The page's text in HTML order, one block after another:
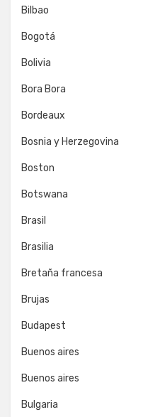
Bilbao
Bogotá
Bolivia
Bora Bora
Bordeaux
Bosnia y Herzegovina
Boston
Botswana
Brasil
Brasilia
Bretaña francesa
Brujas
Budapest
Buenos aires
Buenos aires
Bulgaria